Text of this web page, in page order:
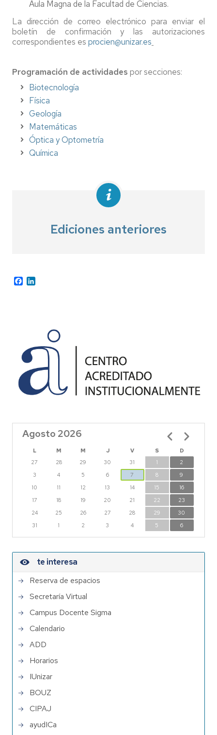
Aula Magna de la Facultad de Ciencias.
La dirección de correo electrónico para enviar el
boletín de confirmación y las autorizaciones
correspondientes es procien@unizar.es
Programación de actividades por secciones:
Biotecnología
Física
Geología
Matemáticas
Óptica y Optometría
Química
Ediciones anteriores
Facebook
Agosto 2026
L M M J V S
D
27
28 29 30 31 1
2
3
4 5 6 7 8
9
10
11 12 13 14 15
16
17
18 19 20 21 22
23
24
25 26 27 28 29
30
31
1 2 3 4 5 6
Paginación
te interesa
Reserva de espacios
Secretaría Virtual
Campus Docente Sigma
Calendario
ADD
Horarios
IUnizar
BOUZ
CIPAJ
ayudICa